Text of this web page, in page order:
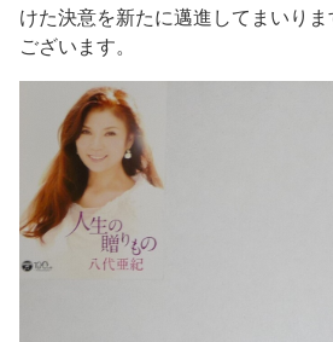
けた決意を新たに邁進してまいり
ございます。